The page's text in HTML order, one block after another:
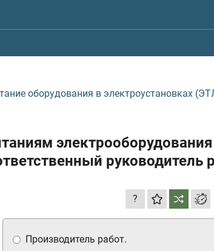
оборудования в электроустановках
руководитель
?
Производитель работ.